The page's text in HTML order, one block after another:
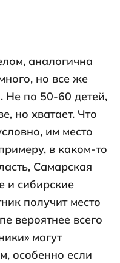
аналогична
но все же
Не по 50-60 детей,
но хватает. Что
им место
в каком-то
Самарская
и сибирские
получит место
вероятнее всего
могут
особенно если